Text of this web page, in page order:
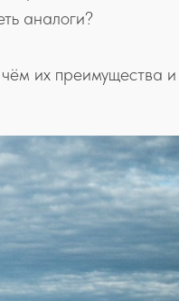
аналоги?
их преимущества